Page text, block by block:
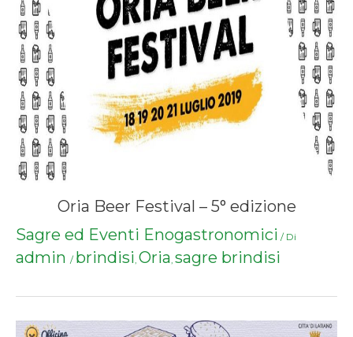
Oria Beer Festival – 5° edizione
Sagre ed Eventi Enogastronomici / Di
admin / brindisi Oria sagre brindisi